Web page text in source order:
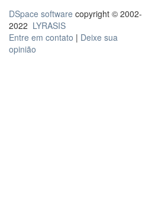
DSpace software copyright © 2002-
2022 LYRASIS
Entre em contato | Deixe sua
opinião